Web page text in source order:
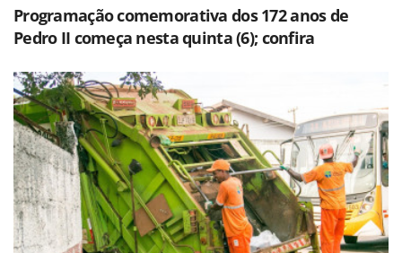
Programação comemorativa dos 172 anos de
Pedro II começa nesta quinta (6); confira